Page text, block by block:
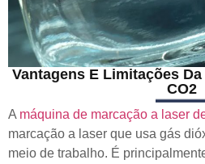
Vantagens E Limitações
CO2
A máquina de marcação a laser
marcação a laser que usa gás
meio de trabalho. É